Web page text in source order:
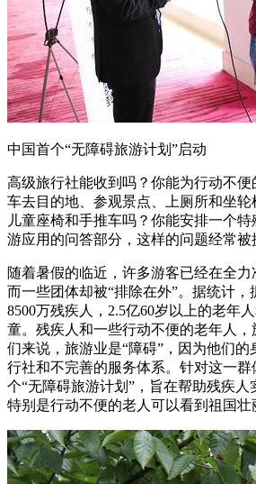
中国首个“无障碍旅游计划”启动
高级旅行社能收到吗？你能为行动不
车去目的地、参观景点、上厕所和坐
儿童座椅和手推车吗？你能安排一个
游应用的问答部分，这样的问题经常被
随着暑假的临近，许多游客已经在全力
而一些团体却被“排除在外”。据统计
8500万残疾人，2.5亿60岁以上的老年
童。残疾人和一些行动不便的老年人
们来说，旅游业是“障碍”，因为他们
行社和不完善的服务体系。针对这一
个“无障碍旅游计划”，旨在帮助残疾人
特别是行动不便的老人可以看到祖国壮